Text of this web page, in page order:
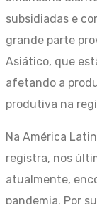
subsidiadas e
grande parte
Asiático, que
afetando a
produtiva na
Na América
registra, nos
atualmente,
pandemia. Por